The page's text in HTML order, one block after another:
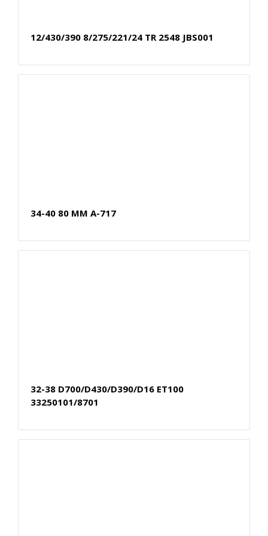
12/430/390 8/275/221/24 TR 2548 JBS001
34-40 80 MM A-717
32-38 D700/D430/D390/D16 ET100
33250101/8701